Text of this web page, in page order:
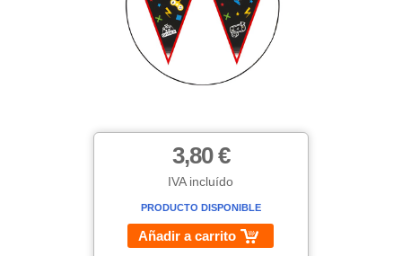
3,80 €
IVA incluído
PRODUCTO DISPONIBLE
Añadir a carrito